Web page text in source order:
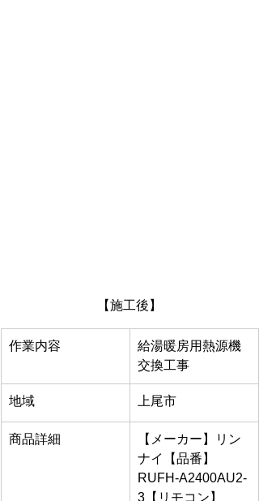
【施工後】
作業内容
給湯暖房用熱源機
交換工事
地域 上尾市
商品詳細
【メーカー】リン
ナイ【品番】
RUFH-A2400AU2-
3【リモコン】